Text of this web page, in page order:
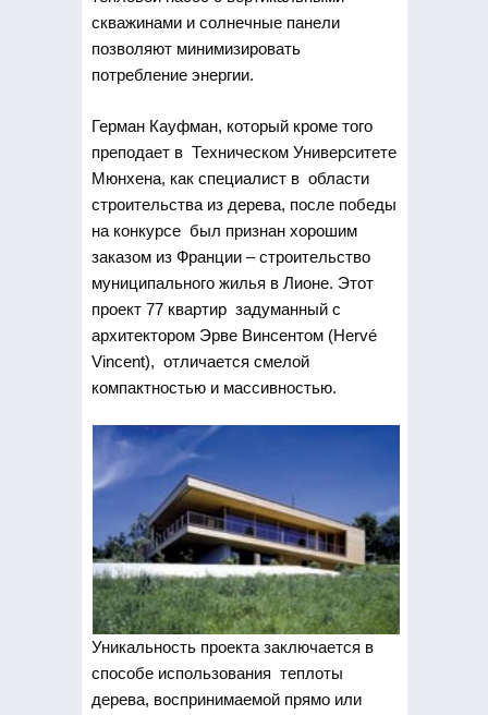
скважинами и солнечные панели
позволяют минимизировать
потребление энергии.
Герман Кауфман, который кроме того
преподает в Техническом Университете
Мюнхена, как специалист в области
строительства из дерева, после победы
на конкурсе был признан хорошим
заказом из Франции – строительство
муниципального жилья в Лионе. Этот
проект 77 квартир задуманный с
архитектором Эрве Винсентом (Hervé
Vincent), отличается смелой
компактностью и массивностью.
Уникальность проекта заключается в
способе использования теплоты
дерева, воспринимаемой прямо или